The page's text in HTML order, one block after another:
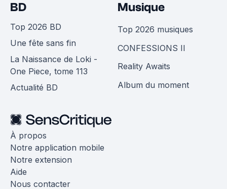
BD
Top 2026 BD
Une fête sans fin
La Naissance de Loki -
One Piece, tome 113
Actualité BD
Musique
Top 2026 musiques
CONFESSIONS II
Reality Awaits
Album du moment
À propos
Notre application mobile
Notre extension
Aide
Nous contacter